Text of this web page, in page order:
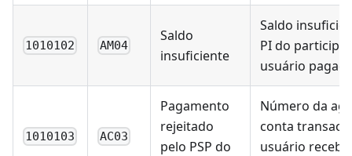
1010102 AM04
Saldo
insuficiente
Saldo
PI do
usuário
1010103 AC03
Pagamento
rejeitado
pelo PSP do
Número da
conta
usuário